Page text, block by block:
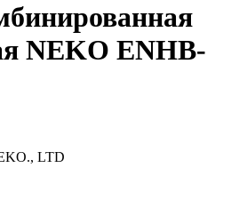
NEKO ENHB-
LTD